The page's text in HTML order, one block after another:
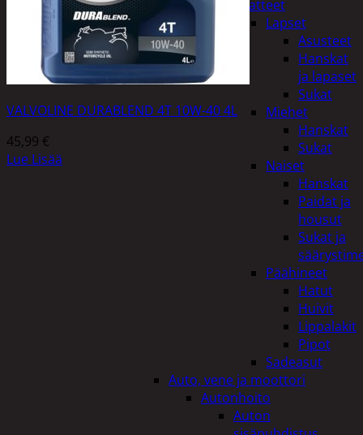
Vaatteet
Lapset
Asusteet
Hanskat
ja lapaset
Sukat
Miehet
Hanskat
Sukat
Naiset
Hanskat
Paidat ja
housut
Sukat ja
Päähineet
Hatut
Huivit
Lippalakit
Pipot
Sadeasut
Auto, vene ja moottori
Autonhoito
Auton
VALVOLINE DURABLEND 4T 10W-40 4L
45,99 €
Lue Lisää